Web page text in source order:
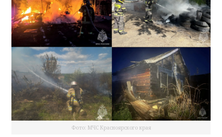
Фото: МЧС Красноярского края